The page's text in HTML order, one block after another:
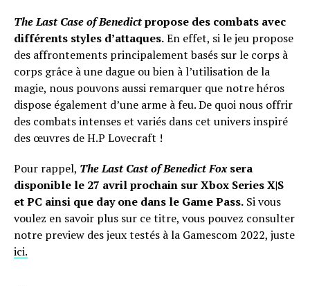
The Last Case of Benedictpropose des combats avec
différents styles d’attaques.En effet, si le jeu propose
des affrontements principalement basés sur le corps à
corps grâce à une dague ou bien à l’utilisation de la
magie, nous pouvons aussi remarquer que notre héros
dispose également d’une arme à feu. De quoi nous offrir
des combats intenses et variés dans cet univers inspiré
des œuvres de H.P Lovecraft !
Pour rappel, The Last Cast of Benedict Foxsera
disponible le 27 avril prochain sur Xbox Series X|S
et PC ainsi que day one dans le Game Pass. Si vous
voulez en savoir plus sur ce titre, vous pouvez consulter
notre preview des jeux testés à la Gamescom 2022, juste
ici.